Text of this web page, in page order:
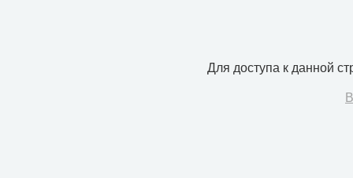
Для доступа к данной